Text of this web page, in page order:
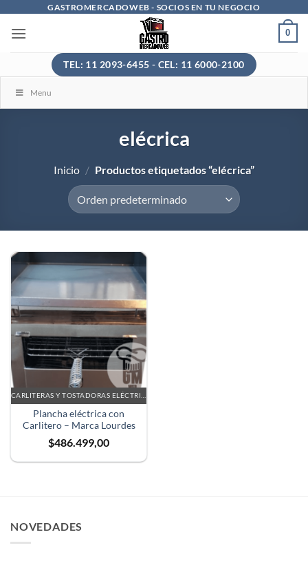
contenido
GASTROMERCADOWEB - SOCIOS EN TU NEGOCIO
0
TEL: 11 2093-6455 - CEL: 11 6000-2100
Menu
elécrica
Inicio / Productos etiquetados “elécrica”
CARLITERAS Y TOSTADORAS ELÉCTRICAS
Plancha eléctrica con
Carlitero – Marca Lourdes
$486.499,00
NOVEDADES